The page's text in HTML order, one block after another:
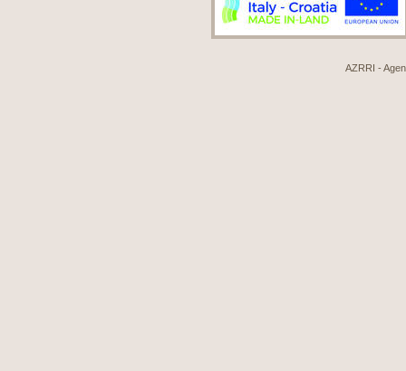
AZRRI -